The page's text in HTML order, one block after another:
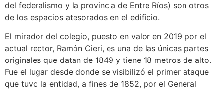
del federalismo y la provincia de Entre Ríos) son otros
de los espacios atesorados en el edificio.
El mirador del colegio, puesto en valor en 2019 por el
actual rector, Ramón Cieri, es una de las únicas partes
originales que datan de 1849 y tiene 18 metros de alto.
Fue el lugar desde donde se visibilizó el primer ataque
que tuvo la entidad, a fines de 1852, por el General